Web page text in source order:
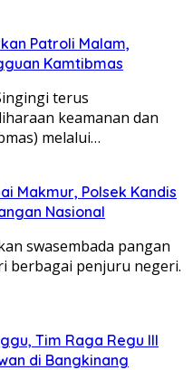
Patroli Malam,
Kamtibmas
terus
keamanan dan
melalui…
Makmur, Polsek Kandis
Nasional
swasembada pangan
berbagai penjuru negeri.
Tim Raga Regu III
di Bangkinang